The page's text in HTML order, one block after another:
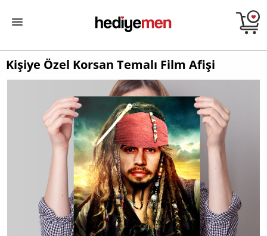
Kişiye Özel Korsan Temalı Film Afişi